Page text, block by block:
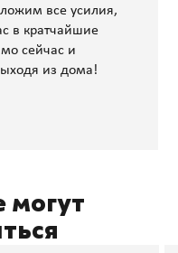
все усилия,
в кратчайшие
сейчас и
из дома!
могут